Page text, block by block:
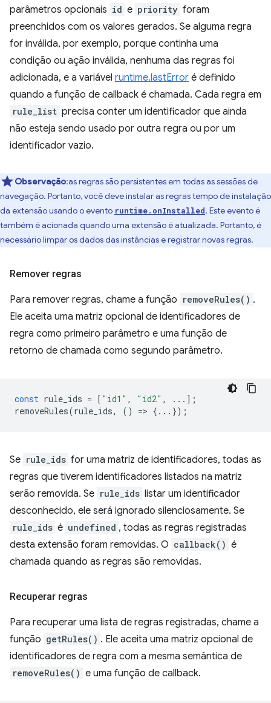
parâmetros opcionais id e priority foram
preenchidos com os valores gerados. Se alguma regra
for inválida, por exemplo, porque continha uma
condição ou ação inválida, nenhuma das regras foi
adicionada, e a variável runtime.lastError é definido
quando a função de callback é chamada. Cada regra em
rule_list precisa conter um identificador que ainda
não esteja sendo usado por outra regra ou por um
identificador vazio.
Observação:as regras são persistentes em todas as sessões de
navegação. Portanto, você deve instalar as regras tempo de instalação
da extensão usando o evento runtime.onInstalled. Este evento é
também é acionada quando uma extensão é atualizada. Portanto, é
necessário limpar os dados das instâncias e registrar novas regras.
Remover regras
Para remover regras, chame a função removeRules() .
Ele aceita uma matriz opcional de identificadores de
regra como primeiro parâmetro e uma função de
retorno de chamada como segundo parâmetro.
const rule_ids = [ "id1" , "id2" ,
...];
removeRules(rule_ids, () => {...});
Se rule_ids for uma matriz de identificadores, todas as
regras que tiverem identificadores listados na matriz
serão removida. Se rule_ids listar um identificador
desconhecido, ele será ignorado silenciosamente. Se
rule_ids é undefined , todas as regras registradas
desta extensão foram removidas. O callback() é
chamada quando as regras são removidas.
Recuperar regras
Para recuperar uma lista de regras registradas, chame a
função getRules() . Ele aceita uma matriz opcional de
identificadores de regra com a mesma semântica de
removeRules() e uma função de callback.